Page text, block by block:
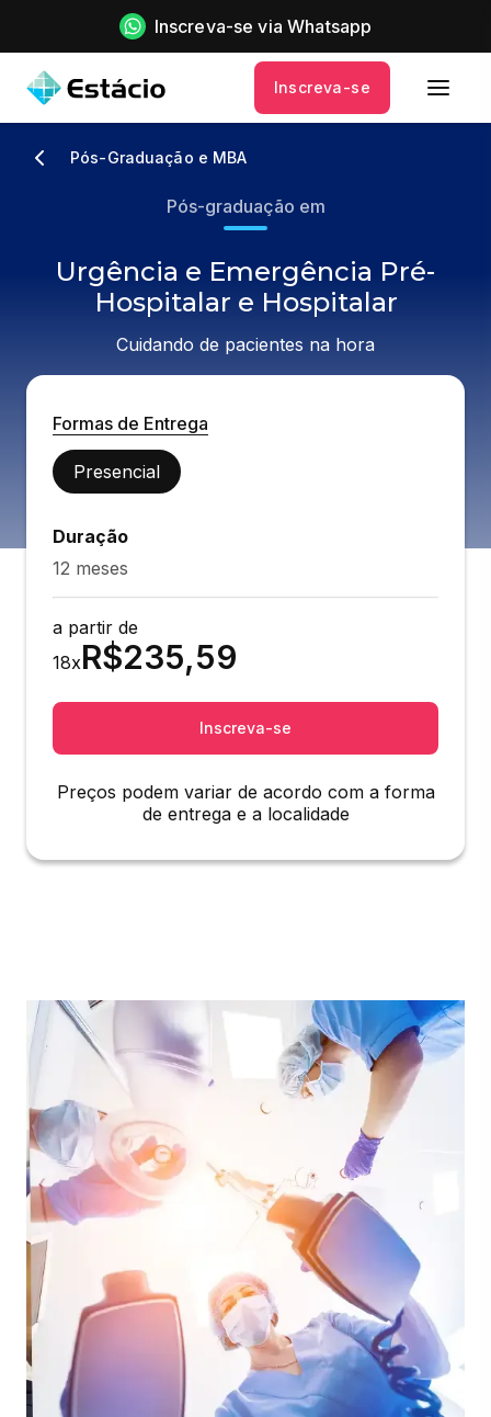
Inscreva-se via Whatsapp
Inscreva-se
Pós-Graduação e MBA
Pós-graduação em
Urgência e Emergência Pré-
Hospitalar e Hospitalar
Cuidando de pacientes na hora
Formas de Entrega
Presencial
Duração
12 meses
a partir de
18xR$235,59
Inscreva-se
Preços podem variar de acordo com a forma
de entrega e a localidade